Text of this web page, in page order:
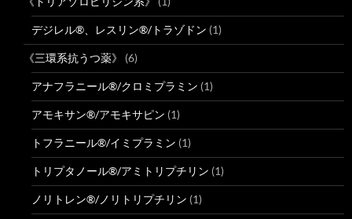
デジレル®、レスリン®/トラゾドン (1)
《三環系抗うつ薬》 (6)
アナフラニール®/クロミプラミン (1)
アモキサン®/アモキサピン (1)
トフラニール®/イミプラミン (1)
トリプタノール®/アミトリプチリン (1)
ノリトレン®/ノリトリプチリン (1)